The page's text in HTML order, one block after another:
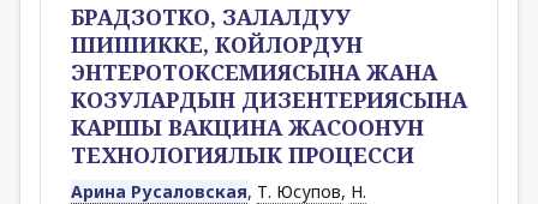
БРАДЗОТКО, ЗАЛАЛДУУ
ШИШИККЕ, КОЙЛОРДУН
ЭНТЕРОТОКСЕМИЯСЫНА ЖАНА
КОЗУЛАРДЫН ДИЗЕНТЕРИЯСЫНА
КАРШЫ ВАКЦИНА ЖАСООНУН
ТЕХНОЛОГИЯЛЫК ПРОЦЕССИ
Арина Русаловская, Т. Юсупов, Н.